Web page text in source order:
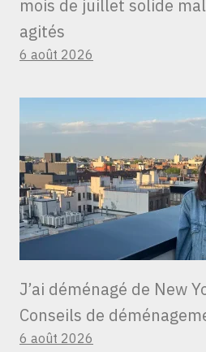
mois de juillet solide
agités
6 août 2026
J’ai déménagé de New
Conseils de
6 août 2026